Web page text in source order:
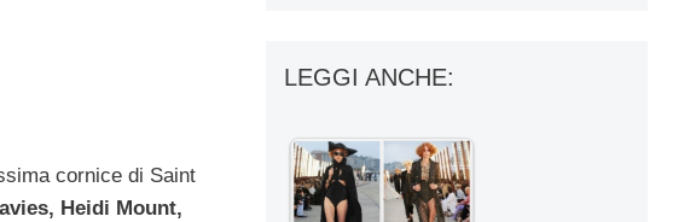
cornice di Saint
Heidi Mount,
LEGGI ANCHE: